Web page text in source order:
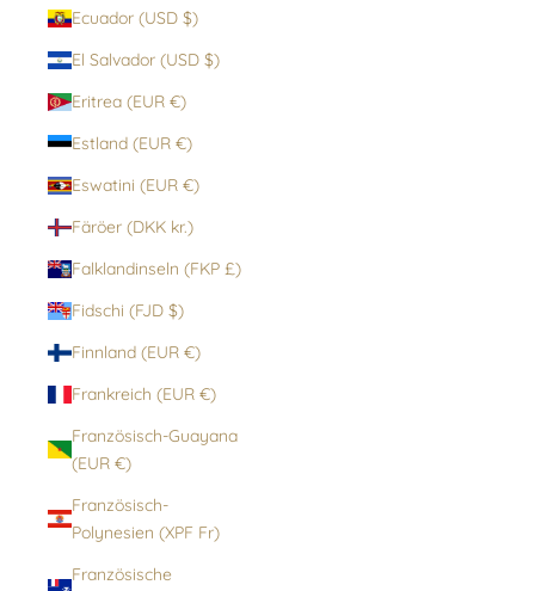
Ecuador (USD $)
El Salvador (USD $)
Eritrea (EUR €)
Estland (EUR €)
Eswatini (EUR €)
Färöer (DKK kr.)
Falklandinseln (FKP £)
Fidschi (FJD $)
Finnland (EUR €)
Frankreich (EUR €)
Französisch-Guayana
(EUR €)
Französisch-
Polynesien (XPF Fr)
Französische